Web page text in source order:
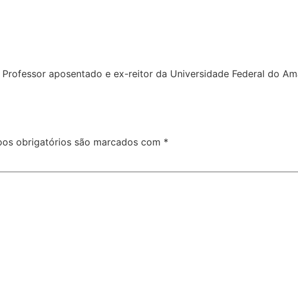
aposentado e ex-reitor da Universidade Federal do
obrigatórios são marcados com *